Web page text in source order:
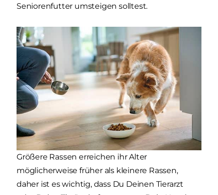
Seniorenfutter umsteigen solltest.
Größere Rassen erreichen ihr Alter
möglicherweise früher als kleinere Rassen,
daher ist es wichtig, dass Du Deinen Tierarzt